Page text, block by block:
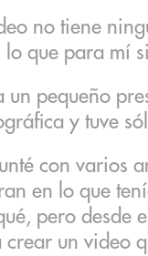
no tiene
lo que para mí
un pequeño
y tuve
con varios
en lo que
pero desde
crear un video